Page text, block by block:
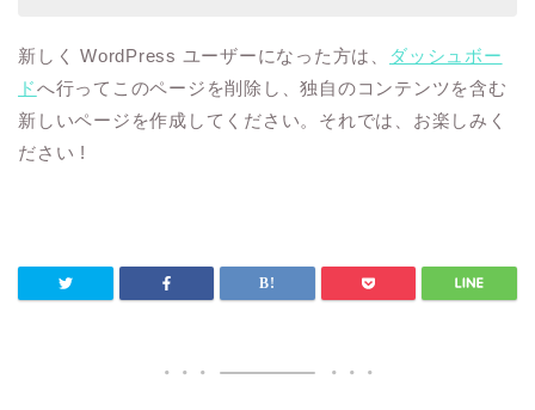
新しく WordPress ユーザーになった方は、
ダッシュボー
ドへ行ってこのページを削除し、独自のコンテンツを含む
新しいページを作成してください。それでは、お楽しみく
ださい !